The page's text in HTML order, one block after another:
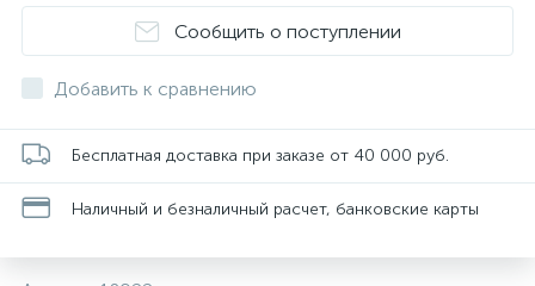
Сообщить о поступлении
Добавить к сравнению
Бесплатная доставка при заказе от 40 000 руб.
Наличный и безналичный расчет, банковские карты